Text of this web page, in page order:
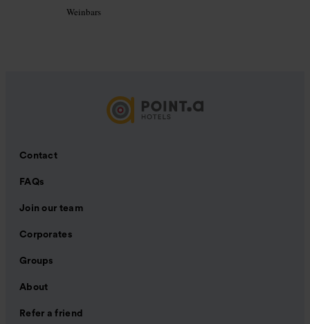
Weinbars
Contact
FAQs
Join our team
Corporates
Groups
About
Refer a friend